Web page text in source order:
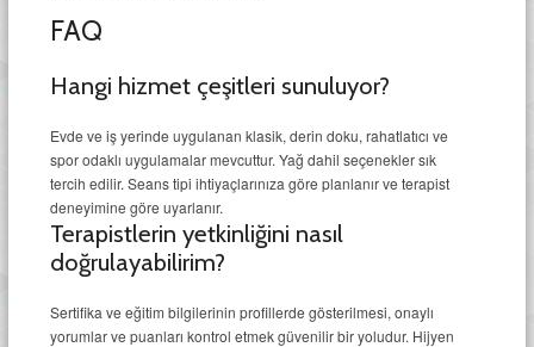
FAQ
Hangi hizmet çeşitleri sunuluyor?
Evde ve iş yerinde uygulanan klasik, derin doku, rahatlatıcı ve
spor odaklı uygulamalar mevcuttur. Yağ dahil seçenekler sık
tercih edilir. Seans tipi ihtiyaçlarınıza göre planlanır ve terapist
deneyimine göre uyarlanır.
Terapistlerin yetkinliğini nasıl
doğrulayabilirim?
Sertifika ve eğitim bilgilerinin profillerde gösterilmesi, onaylı
yorumlar ve puanları kontrol etmek güvenilir bir yoludur. Hijyen